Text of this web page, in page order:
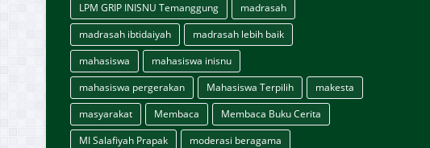
LPM GRIP INISNU Temanggung
madrasah
madrasah ibtidaiyah
madrasah lebih baik
mahasiswa
mahasiswa inisnu
mahasiswa pergerakan
Mahasiswa Terpilih
makesta
masyarakat
Membaca
Membaca Buku Cerita
MI Salafiyah Prapak
moderasi beragama